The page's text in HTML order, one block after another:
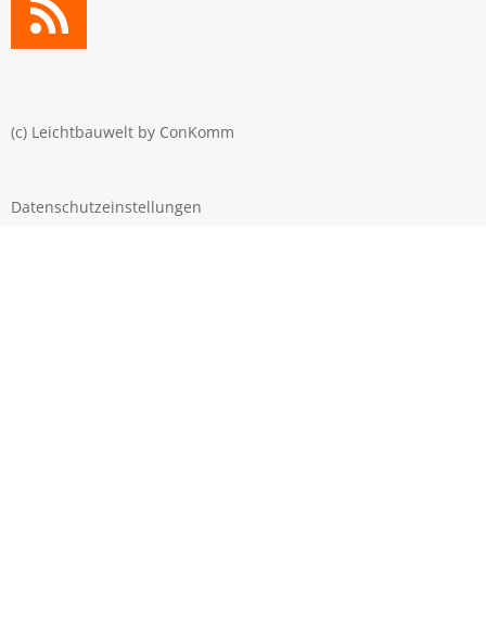
(c) Leichtbauwelt by ConKomm
Datenschutzeinstellungen